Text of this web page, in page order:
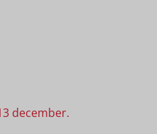
december.